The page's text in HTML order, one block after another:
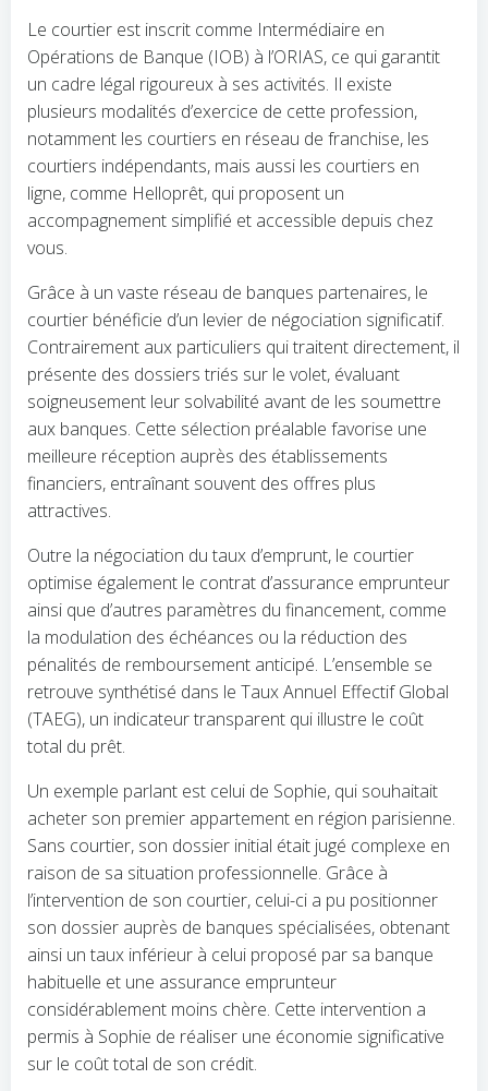
Le courtier est inscrit comme Intermédiaire en
Opérations de Banque (IOB) à l’ORIAS, ce qui garantit
un cadre légal rigoureux à ses activités. Il existe
plusieurs modalités d’exercice de cette profession,
notamment les courtiers en réseau de franchise, les
courtiers indépendants, mais aussi les courtiers en
ligne, comme Helloprêt, qui proposent un
accompagnement simplifié et accessible depuis chez
vous.
Grâce à un vaste réseau de banques partenaires, le
courtier bénéficie d’un levier de négociation significatif.
Contrairement aux particuliers qui traitent directement, il
présente des dossiers triés sur le volet, évaluant
soigneusement leur solvabilité avant de les soumettre
aux banques. Cette sélection préalable favorise une
meilleure réception auprès des établissements
financiers, entraînant souvent des offres plus
attractives.
Outre la négociation du taux d’emprunt, le courtier
optimise également le contrat d’assurance emprunteur
ainsi que d’autres paramètres du financement, comme
la modulation des échéances ou la réduction des
pénalités de remboursement anticipé. L’ensemble se
retrouve synthétisé dans le Taux Annuel Effectif Global
(TAEG), un indicateur transparent qui illustre le coût
total du prêt.
Un exemple parlant est celui de Sophie, qui souhaitait
acheter son premier appartement en région parisienne.
Sans courtier, son dossier initial était jugé complexe en
raison de sa situation professionnelle. Grâce à
l’intervention de son courtier, celui-ci a pu positionner
son dossier auprès de banques spécialisées, obtenant
ainsi un taux inférieur à celui proposé par sa banque
habituelle et une assurance emprunteur
considérablement moins chère. Cette intervention a
permis à Sophie de réaliser une économie significative
sur le coût total de son crédit.